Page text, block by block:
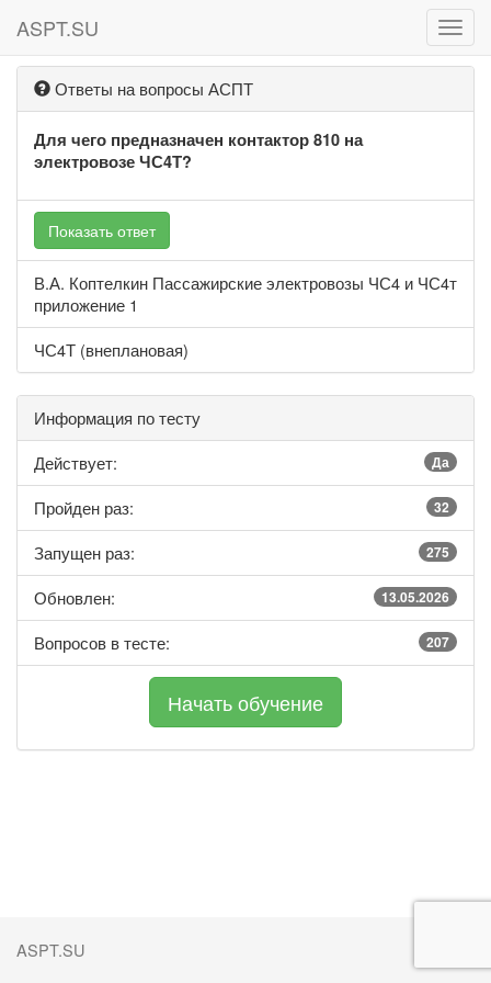
ASPT.SU
Ответы на вопросы АСПТ
Для чего предназначен контактор 810 на
электровозе ЧС4Т?
Показать ответ
В.А. Коптелкин Пассажирские электровозы ЧС4 и ЧС4т
приложение 1
ЧС4Т (внеплановая)
Информация по тесту
Действует:
Да
Пройден раз: 32
Запущен раз: 275
Обновлен: 13.05.2026
Вопросов в тесте: 207
ASPT.SU